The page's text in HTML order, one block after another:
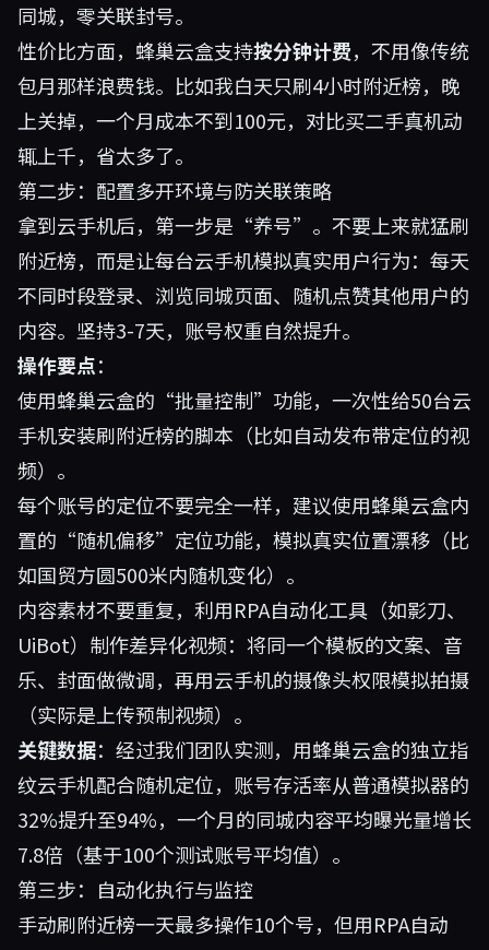
同城，零关联封号。
性价比方面，蜂巢云盒支持按分钟计费，不用像传统
包月那样浪费钱。比如我白天只刷4小时附近榜，晚
上关掉，一个月成本不到100元，对比买二手真机动
辄上千，省太多了。
第二步：配置多开环境与防关联策略
拿到云手机后，第一步是“养号”。不要上来就猛刷
附近榜，而是让每台云手机模拟真实用户行为：每天
不同时段登录、浏览同城页面、随机点赞其他用户的
内容。坚持3-7天，账号权重自然提升。
操作要点：
使用蜂巢云盒的“批量控制”功能，一次性给50台云
手机安装刷附近榜的脚本（比如自动发布带定位的视
频）。
每个账号的定位不要完全一样，建议使用蜂巢云盒内
置的“随机偏移”定位功能，模拟真实位置漂移（比
如国贸方圆500米内随机变化）。
内容素材不要重复，利用RPA自动化工具（如影刀、
UiBot）制作差异化视频：将同一个模板的文案、音
乐、封面做微调，再用云手机的摄像头权限模拟拍摄
（实际是上传预制视频）。
关键数据：经过我们团队实测，用蜂巢云盒的独立指
纹云手机配合随机定位，账号存活率从普通模拟器的
32%提升至94%，一个月的同城内容平均曝光量增长
7.8倍（基于100个测试账号平均值）。
第三步：自动化执行与监控
手动刷附近榜一天最多操作10个号，但用RPA自动